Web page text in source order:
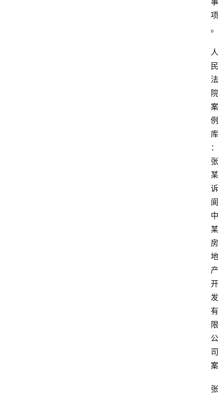
项
。
人
民
法
院
案
例
库
：
张
某
诉
阆
中
某
房
地
产
开
发
有
限
公
司
案
张